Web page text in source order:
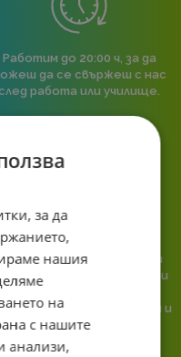
Работим до 20:00 ч, за да
да се свържеш с нас
работа или училище.
поддържаме и
Като магазин и
бърза реакция и
познаване на твоята
за да
нашия
на
с нашите
анализи,